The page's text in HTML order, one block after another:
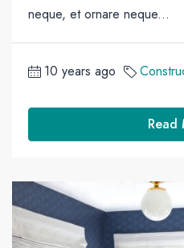
neque, et ornare neque...
10 years ago
Read